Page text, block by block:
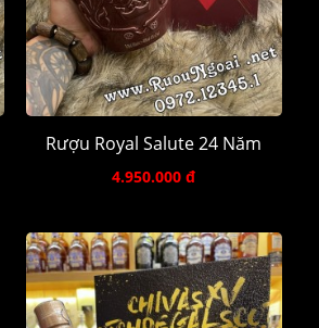
Rượu Royal Salute 24 Năm
4.950.000 đ